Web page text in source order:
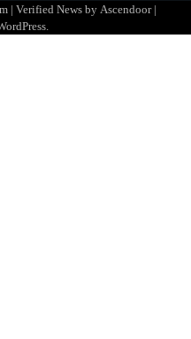
ସଫଳତା, ଉତ୍କର୍ଷତା ଓ
| Verified News by Ascendoor|
.